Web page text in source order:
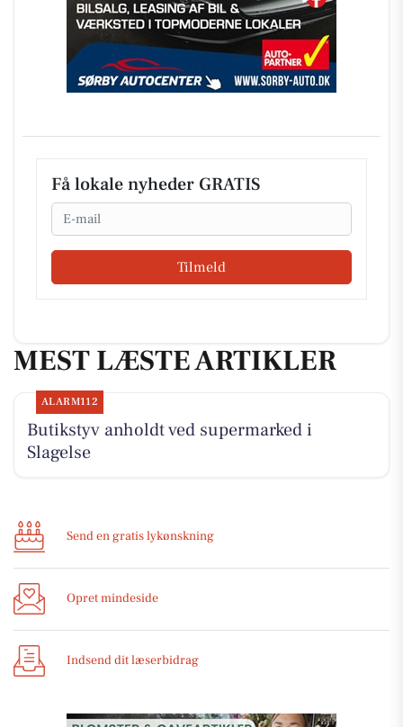
Få lokale nyheder GRATIS
Email
Tilmeld
MEST LÆSTE ARTIKLER
ALARM112
Butikstyv anholdt ved supermarked i
Slagelse
Send en gratis lykønskning
Opret mindeside
Indsend dit læserbidrag